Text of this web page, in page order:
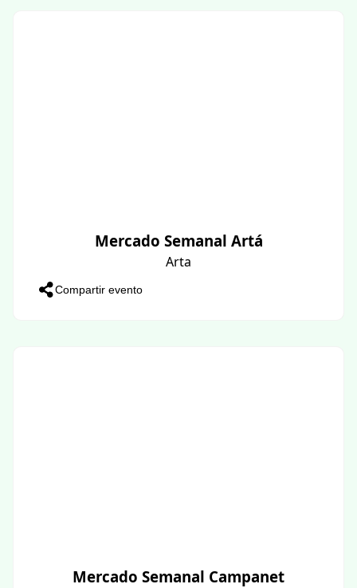
Mercado Semanal Artá
Arta
Compartir evento
Mercado Semanal Campanet